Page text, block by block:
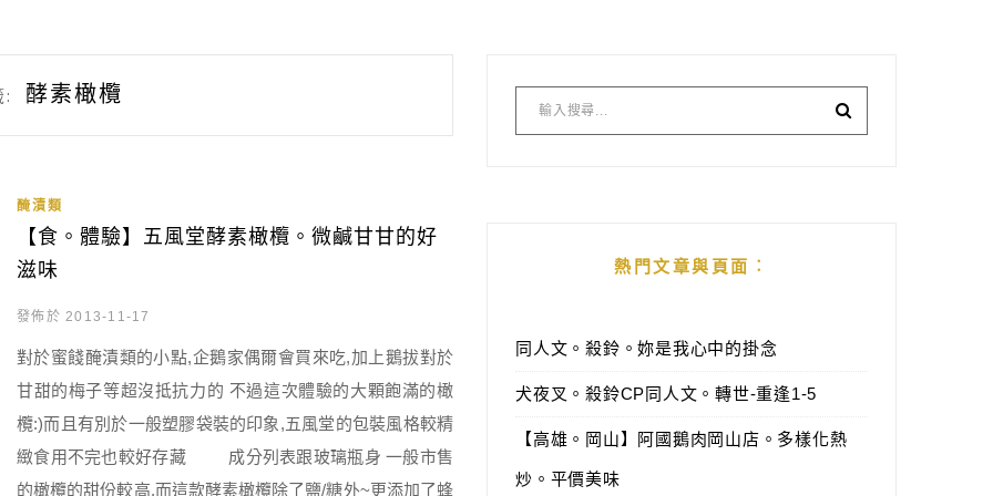
: 酵素橄欖
醃漬類
【食。體驗】五風堂酵素橄欖。微鹹甘甘的好
滋味
發佈於 2013-11-17
對於蜜餞醃漬類的小點,企鵝家偶爾會買來吃,加上鵝拔對於
甘甜的梅子等超沒抵抗力的 不過這次體驗的大顆飽滿的橄
欖:)而且有別於一般塑膠袋裝的印象,五風堂的包裝風格較精
緻食用不完也較好存藏 成分列表跟玻璃瓶身 一般市售
的橄欖的甜份較高,而這款酵素橄欖除了鹽/糖外~更添加了蜂
熱門文章與頁面︰
同人文。殺鈴。妳是我心中的掛念
犬夜叉。殺鈴CP同人文。轉世-重逢1-5
【高雄。岡山】阿國鵝肉岡山店。多樣化熱
炒。平價美味